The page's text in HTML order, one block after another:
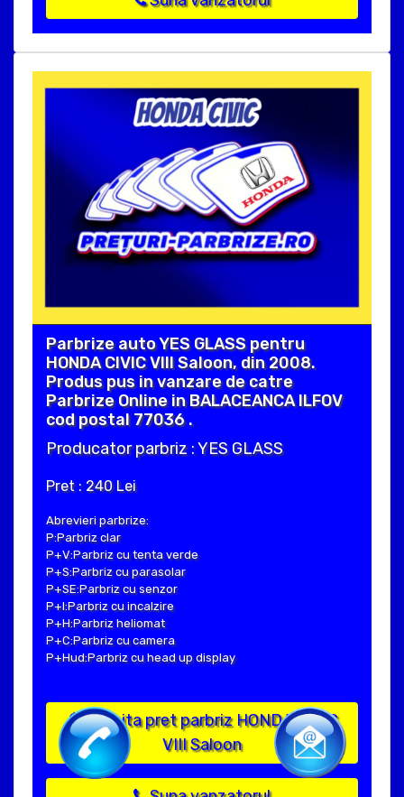
Parbrize auto YES GLASS pentru
HONDA CIVIC VIII Saloon, din 2008.
Produs pus in vanzare de catre
Parbrize Online in BALACEANCA ILFOV
cod postal 77036 .
Producator parbriz : YES GLASS
Pret : 240 Lei
Abrevieri parbrize:
P:Parbriz clar
P+V:Parbriz cu tenta verde
P+S:Parbriz cu parasolar
P+SE:Parbriz cu senzor
P+I:Parbriz cu incalzire
P+H:Parbriz heliomat
P+C:Parbriz cu camera
P+Hud:Parbriz cu head up display
Solicita pret parbriz HONDA CIVIC
VIII Saloon